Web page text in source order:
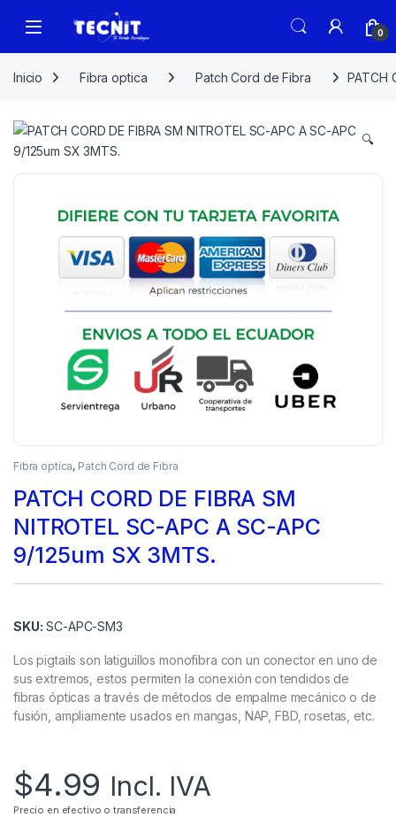
0
Inicio Fibra optica Patch Cord de Fibra PATCH
🔍
Fibra optica, Patch Cord de Fibra
PATCH CORD DE FIBRA SM
NITROTEL SC-APC A SC-APC
9/125um SX 3MTS.
SKU: SC-APC-SM3
Los pigtails son latiguillos monofibra con un conector en uno de
sus extremos, estos permiten la conexión con tendidos de
fibras ópticas a través de métodos de empalme mecánico o de
fusión, ampliamente usados en mangas, NAP, FBD, rosetas, etc.
$4.99 Incl. IVA
Precio en efectivo o transferencia